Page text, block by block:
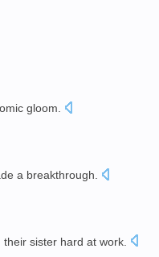
gloom
a breakthrough
their sister hard at work